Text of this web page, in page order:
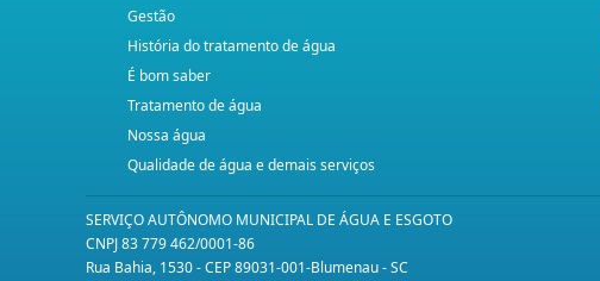
Gestão
História do tratamento de água
É bom saber
Tratamento de água
Nossa água
Qualidade de água e demais serviços
SERVIÇO AUTÔNOMO MUNICIPAL DE ÁGUA E ESGOTO
CNPJ 83 779 462/0001-86
Rua Bahia, 1530 - CEP 89031-001-Blumenau - SC